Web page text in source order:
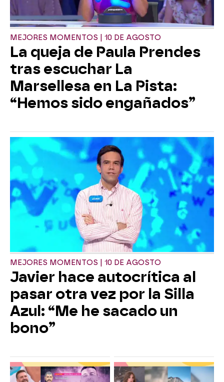
MEJORES MOMENTOS | 10 DE AGOSTO
La queja de Paula Prendes
tras escuchar La
Marsellesa en La Pista:
“Hemos sido engañados”
MEJORES MOMENTOS | 10 DE AGOSTO
Javier hace autocrítica al
pasar otra vez por la Silla
Azul: “Me he sacado un
bono”